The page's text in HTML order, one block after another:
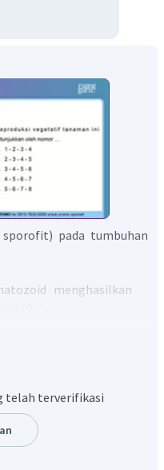
pada tumbuhan
menghasilkan
3 – 6 bulan) akan
(seta). Ujung seta
dengan sporogonium
telah terverifikasi